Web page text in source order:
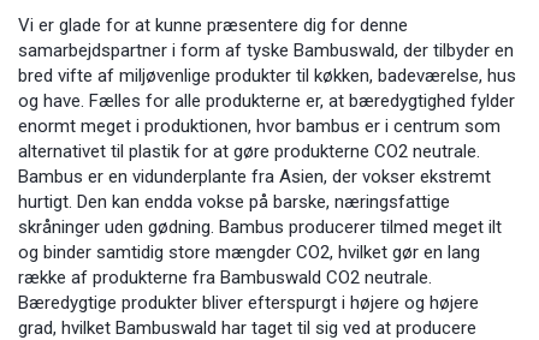
Vi er glade for at kunne præsentere dig for denne
samarbejdspartner i form af tyske Bambuswald, der tilbyder en
bred vifte af miljøvenlige produkter til køkken, badeværelse, hus
og have. Fælles for alle produkterne er, at bæredygtighed fylder
enormt meget i produktionen, hvor bambus er i centrum som
alternativet til plastik for at gøre produkterne CO2 neutrale.
Bambus er en vidunderplante fra Asien, der vokser ekstremt
hurtigt. Den kan endda vokse på barske, næringsfattige
skråninger uden gødning. Bambus producerer tilmed meget ilt
og binder samtidig store mængder CO2, hvilket gør en lang
række af produkterne fra Bambuswald CO2 neutrale.
Bæredygtige produkter bliver efterspurgt i højere og højere
grad, hvilket Bambuswald har taget til sig ved at producere